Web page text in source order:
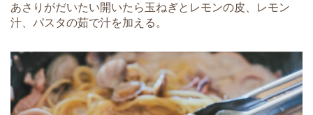
あさりがだいたい開いたら玉ねぎとレモンの皮、レモン
汁、パスタの茹で汁を加える。